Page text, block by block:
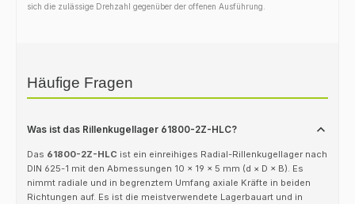
sich die zulässige Drehzahl gegenüber der offenen Ausführung.
Häufige Fragen
Was ist das Rillenkugellager 61800-2Z-HLC?
Das 61800-2Z-HLC ist ein einreihiges Radial-Rillenkugellager nach
DIN 625-1 mit den Abmessungen 10 × 19 × 5 mm (d × D × B). Es
nimmt radiale und in begrenztem Umfang axiale Kräfte in beiden
Richtungen auf. Es ist die meistverwendete Lagerbauart und in